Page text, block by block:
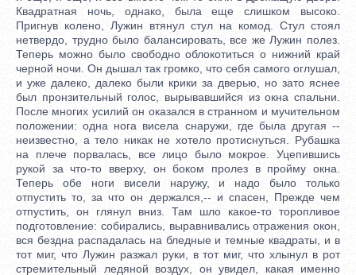
Квадратная ночь, однако, была еще слишком высоко.
Пригнув колено, Лужин втянул стул на комод. Стул стоял
нетвердо, трудно было балансировать, все же Лужин полез.
Теперь можно было свободно облокотиться о нижний край
черной ночи. Он дышал так громко, что себя самого оглушал,
и уже далеко, далеко были крики за дверью, но зато яснее
был пронзительный голос, вырывавшийся из окна спальни.
После многих усилий он оказался в странном и мучительном
положении: одна нога висела снаружи, где была другая --
неизвестно, а тело никак не хотело протиснуться. Рубашка
на плече порвалась, все лицо было мокрое. Уцепившись
рукой за что-то вверху, он боком пролез в пройму окна.
Теперь обе ноги висели наружу, и надо было только
отпустить то, за что он держался,-- и спасен, Прежде чем
отпустить, он глянул вниз. Там шло какое-то торопливое
подготовление: собирались, выравнивались отражения окон,
вся бездна распадалась на бледные и темные квадраты, и в
тот миг, что Лужин разжал руки, в тот миг, что хлынул в рот
стремительный ледяной воздух, он увидел, какая именно